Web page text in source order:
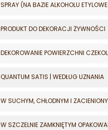
SPRAY (NA BAZIE ALKOHOLU
PRODUKT DO DEKORACJI ŻYWNOŚCI
DEKOROWANIE POWIERZCHNI
QUANTUM SATIS | WEDŁUG UZNANIA
W SUCHYM, CHŁODNYM I
W SZCZELNIE ZAMKNIĘTYM